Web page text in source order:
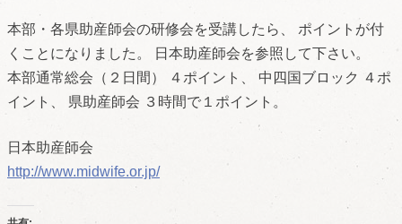
本部・各県助産師会の研修会を受講したら、 ポイントが付
くことになりました。 日本助産師会を参照して下さい。
本部通常総会（２日間） ４ポイント、 中四国ブロック ４ポ
イント、 県助産師会 ３時間で１ポイント。
日本助産師会
http://www.midwife.or.jp/